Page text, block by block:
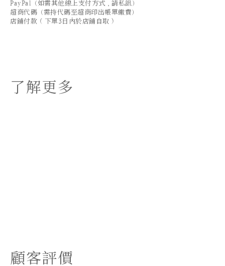
PayPal（如需其他線上支付方式，請私訊）
超商代碼（需持代碼至超商印出帳單繳費）
店鋪付款 ( 下單3日內於店鋪自取 )
了解更多
顧客評價